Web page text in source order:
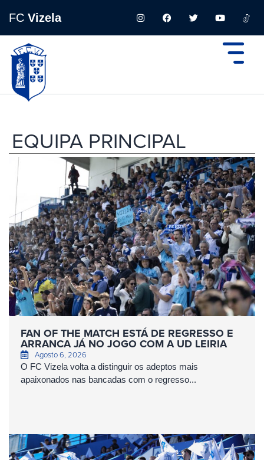
FC Vizela
EQUIPA PRINCIPAL
FAN OF THE MATCH ESTÁ DE REGRESSO E
ARRANCA JÁ NO JOGO COM A UD LEIRIA
Agosto 6, 2026
O FC Vizela volta a distinguir os adeptos mais
apaixonados nas bancadas com o regresso...